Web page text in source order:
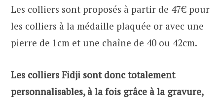
Les colliers sont proposés à partir de 47€ pour
les colliers à la médaille plaquée or avec une
pierre de 1cm et une chaîne de 40 ou 42cm.
Les colliers Fidji sont donc totalement
personnalisables, à la fois grâce à la gravure,